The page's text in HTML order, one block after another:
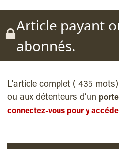
Article payant
abonnés.
L'article complet ( 435
ou aux détenteurs d’un
connectez-vous pour y